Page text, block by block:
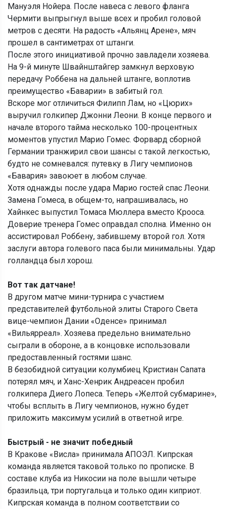
Мануэля Нойера. После навеса с левого фланга
Чермити выпрыгнул выше всех и пробил головой
метров с десяти. На радость «Альянц Арене», мяч
прошел в сантиметрах от штанги.
После этого инициативой прочно завладели хозяева.
На 9-й минуте Швайнштайгер замкнул верховую
передачу Роббена на дальней штанге, воплотив
преимущество «Баварии» в забитый гол.
Вскоре мог отличиться Филипп Лам, но «Цюрих»
выручил голкипер Джонни Леони. В конце первого и
начале второго тайма несколько 100-процентных
моментов упустил Марио Гомес. Форвард сборной
Германии транжирил свои шансы с такой легкостью,
будто не сомневался: путевку в Лигу чемпионов
«Бавария» завоюет в любом случае.
Хотя однажды после удара Марио гостей спас Леони.
Замена Гомеса, в общем-то, напрашивалась, но
Хайнкес выпустил Томаса Мюллера вместо Крооса.
Доверие тренера Гомес оправдал сполна. Именно он
ассистировал Роббену, забившему второй гол. Хотя
заслуги автора голевого паса были минимальны. Удар
голландца был хорош.
Вот так датчане!
В другом матче мини-турнира с участием
представителей футбольной элиты Старого Света
вице-чемпион Дании «Оденсе» принимал
«Вильярреал». Хозяева предельно внимательно
сыграли в обороне, а в концовке использовали
предоставленный гостями шанс.
В безобидной ситуации колумбиец Кристиан Сапата
потерял мяч, и Ханс-Хенрик Андреасен пробил
голкипера Диего Лопеса. Теперь «Желтой субмарине»,
чтобы всплыть в Лигу чемпионов, нужно будет
приложить максимум усилий в ответной игре.
Быстрый - не значит победный
В Кракове «Висла» принимала АПОЭЛ. Кипрская
команда является таковой только по прописке. В
составе клуба из Никосии на поле вышли четыре
бразильца, три португальца и только один киприот.
Кипрская команда в полном соответствии со